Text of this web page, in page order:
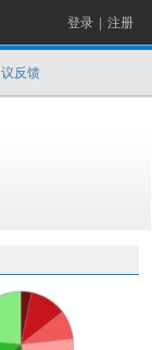
登录 注册
反馈